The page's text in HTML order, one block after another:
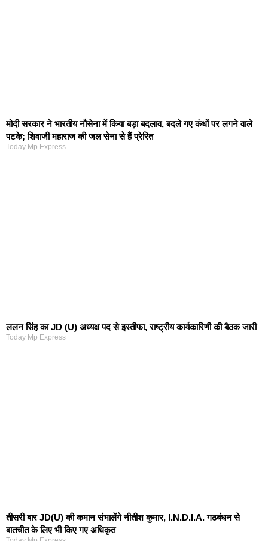
मोदी सरकार ने भारतीय नौसेना में किया बड़ा बदलाव, बदले गए कंधों पर लगने वाले
पटके; शिवाजी महाराज की जल सेना से हैं प्रेरित
Today Mp Express
ललन सिंह का JD (U) अध्यक्ष पद से इस्तीफा, राष्ट्रीय कार्यकारिणी की बैठक जारी
Today Mp Express
तीसरी बार JD(U) की कमान संभालेंगे नीतीश कुमार, I.N.D.I.A. गठबंधन से
बातचीत के लिए भी किए गए अधिकृत